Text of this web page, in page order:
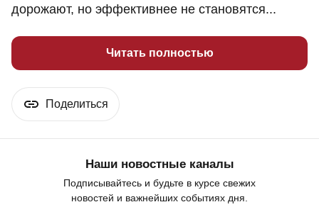
дорожают, но эффективнее не становятся...
Читать полностью
Поделиться
Наши новостные каналы
Подписывайтесь и будьте в курсе свежих
новостей и важнейших событиях дня.